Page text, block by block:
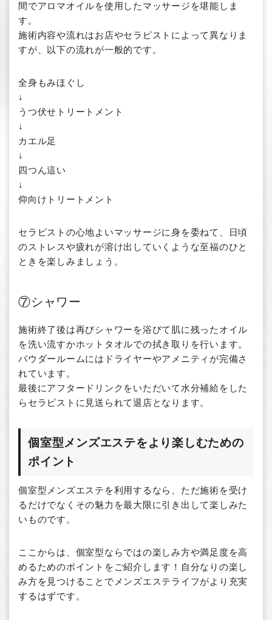
間でアロマオイルを使用したマッサージを堪能しま
す。
施術内容や流れはお店やセラピストによって異なりま
すが、以下の流れが一般的です。
全身もみほぐし
↓
うつ伏せトリートメント
↓
カエル足
↓
四つん這い
↓
仰向けトリートメント
セラピストの心地よいマッサージに身を委ねて、日頃
のストレスや疲れが溶け出していくような至福のひと
ときを楽しみましょう。
⑦シャワー
施術終了後は再びシャワーを浴びて肌に残ったオイル
を洗い流すかホットタオルでの拭き取りを行います。
パウダールームにはドライヤーやアメニティが完備さ
れています。
最後にアフタードリンクをいただいて水分補給をした
らセラピストに見送られて退店となります。
個室型メンズエステをより楽しむための
ポイント
個室型メンズエステを利用するなら、ただ施術を受け
るだけでなくその魅力を最大限に引き出して楽しみた
いものです。
ここからは、個室型ならではの楽しみ方や満足度を高
めるためのポイントをご紹介します！自分なりの楽し
み方を見つけることでメンズエステライフがより充実
するはずです。